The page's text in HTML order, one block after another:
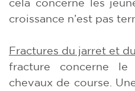
croissance n’est pas
Fractures du jarret et
fracture concerne
chevaux de course.